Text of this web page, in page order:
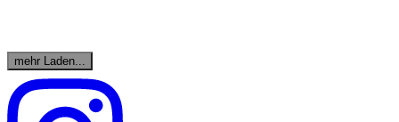
mehr Laden...